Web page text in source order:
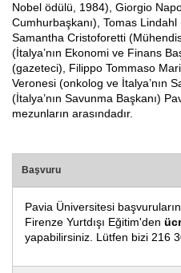
Nobel ödülü, 1984), Giorgio
Cumhurbaşkanı), Tomas
Samantha Cristoforetti
(İtalya’nın Ekonomi ve Finans
(gazeteci), Filippo Tommaso
Veronesi (onkolog ve İtalya’nın
(İtalya’nın Savunma Başkanı)
mezunların arasındadır.
Başvuru
Pavia Üniversitesi
Firenze Yurtdışı Eğitim'den
yapabilirsiniz. Lütfen bizi 216